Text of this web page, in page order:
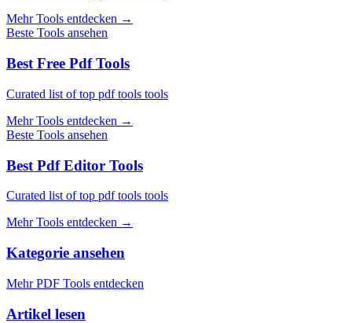
Mehr Tools entdecken →
Beste Tools ansehen
Best Free Pdf Tools
Curated list of top pdf tools tools
Mehr Tools entdecken →
Beste Tools ansehen
Best Pdf Editor Tools
Curated list of top pdf tools tools
Mehr Tools entdecken →
Kategorie ansehen
Mehr PDF Tools entdecken
Artikel lesen